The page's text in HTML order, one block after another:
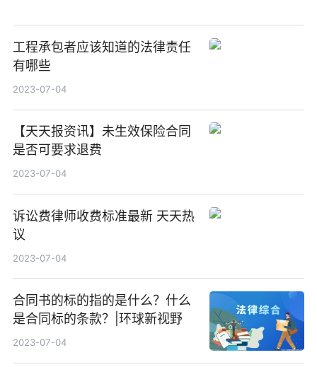
工程承包者应该知道的法律责任
有哪些
2023-07-04
【天天报资讯】未生效保险合同
是否可要求退费
2023-07-04
诉讼费律师收费标准最新 天天热
议
2023-07-04
合同书的标的指的是什么？什么
是合同标的条款？|环球新视野
2023-07-04